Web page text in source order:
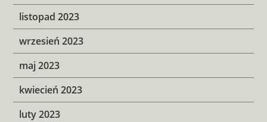
listopad 2023
wrzesień 2023
maj 2023
kwiecień 2023
luty 2023